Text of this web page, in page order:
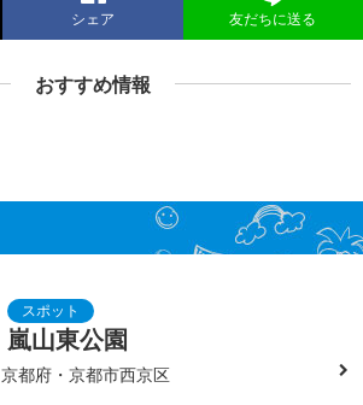
シェア 友だちに送る
おすすめ情報
嵐山東公園
京都府・京都市西京区